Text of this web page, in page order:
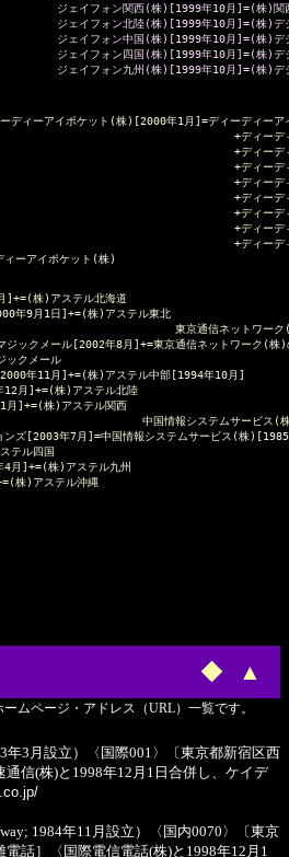
ジェイフォン関西(株)[1999年10月]=(株)関
ジェイフォン北陸(株)[1999年10月]=(株)デ
ジェイフォン中国(株)[1999年10月]=(株)デ
ジェイフォン四国(株)[1999年10月]=(株)デ
ィーアイポケット(株)[2000年1月]=ディーディーア
+ディーディ
+ディーディ
+ディーディ
+ディーディ
+ディーディ
+ディーディ
+ディーディ
+ディーディ
ーアイポケット(株)
株)アステル北海道
年9月1日]+=(株)アステル東北
東京通信ネットワーク(
クメール[2002年8月]+=東京通信ネットワーク(株)
クメール
年11月]+=(株)アステル中部[1994年10月]
月]+=(株)アステル北陸
月]+=(株)アステル関西
中国情報システムサービス(
ンズ[2003年7月]=中国情報システムサービス(株
テル四国
月]+=(株)アステル九州
◆ ▲
ムページ・アドレス（URL）一覧です。
年3月設立）〈国際001〉〔東京都新宿区西
信(株)と1998年12月1日合併し、ケイデ
1984年11月設立）〈国内0070〉〔東京
話］〈国際電信電話(株)と1998年12月1